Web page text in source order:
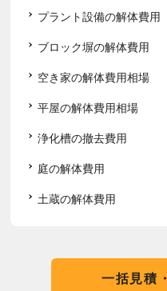
プラント設備の解体費用
ブロック塀の解体費用
空き家の解体費用相場
平屋の解体費用相場
浄化槽の撤去費用
庭の解体費用
土蔵の解体費用
一括見積